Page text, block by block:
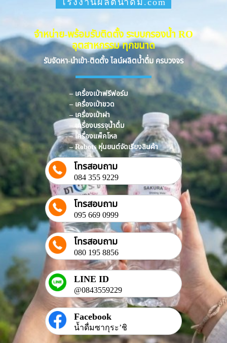
จำหน่าย-พร้อมรับติดตั้ง ระบบกรองน้ำ RO
อุตสาหกรรม ทุกขนาด
รับจัดหา-นำเข้า-ติดตั้ง ไลน์ผลิตน้ำดื่ม ครบวงจร
– เครื่องเป่าฟรีฟอร์ม
– เครื่องเป่าขวด
– เครื่องเป่าฝา
– เครื่องบรรจุน้ำดื่ม
– เครื่องแพ็คโหล
– Robots หุ่นยนต์จัดเรียงสินค้า
โทรสอบถาม
084 355 9229
โทรสอบถาม
095 669 0999
โทรสอบถาม
080 195 8856
LINE ID
@0843559229
Facebook
น้ำดื่มซากุระ’ชิ